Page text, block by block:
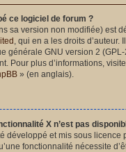
ce logiciel de forum ?
sa version non modifiée) est
, qui en a les droits d’auteur.
générale GNU version 2
Pour plus d’informations,
» (en anglais).
X n’est pas
développé et mis sous licence
fonctionnalité nécessite